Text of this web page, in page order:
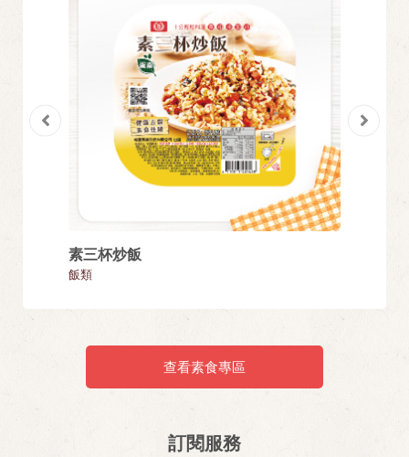
素三杯炒飯
飯類
查看素食專區
訂閱服務